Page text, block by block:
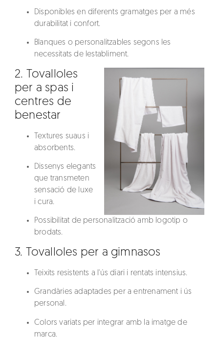
Disponibles en diferents gramatges per a més
durabilitat i confort.
Blanques o personalitzables segons les
necessitats de lestabliment.
2. Tovalloles
per a spas i
centres de
benestar
Textures suaus i
absorbents.
Dissenys elegants
que transmeten
sensació de luxe
i cura.
Possibilitat de personalització amb logotip o
brodats.
3. Tovalloles per a gimnasos
Teixits resistents a l'ús diari i rentats intensius.
Grandàries adaptades per a entrenament i ús
personal.
Colors variats per integrar amb la imatge de
marca.